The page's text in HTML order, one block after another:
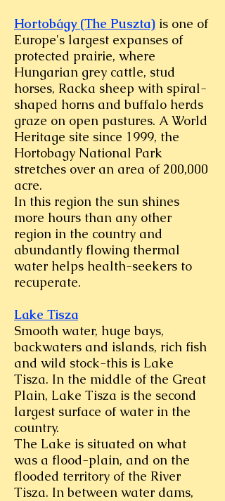
Hortobágy (The Puszta) is one of
Europe's largest expanses of
protected prairie, where
Hungarian grey cattle, stud
horses, Racka sheep with spiral-
shaped horns and buffalo herds
graze on open pastures. A World
Heritage site since 1999, the
Hortobagy National Park
stretches over an area of 200,000
acre.
In this region the sun shines
more hours than any other
region in the country and
abundantly flowing thermal
water helps health-seekers to
recuperate.
Lake Tisza
Smooth water, huge bays,
backwaters and islands, rich fish
and wild stock-this is Lake
Tisza. In the middle of the Great
Plain, Lake Tisza is the second
largest surface of water in the
country.
The Lake is situated on what
was a flood-plain, and on the
flooded territory of the River
Tisza. In between water dams,